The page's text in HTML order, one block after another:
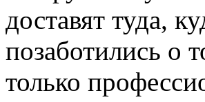
доставят туда,
позаботились о
только